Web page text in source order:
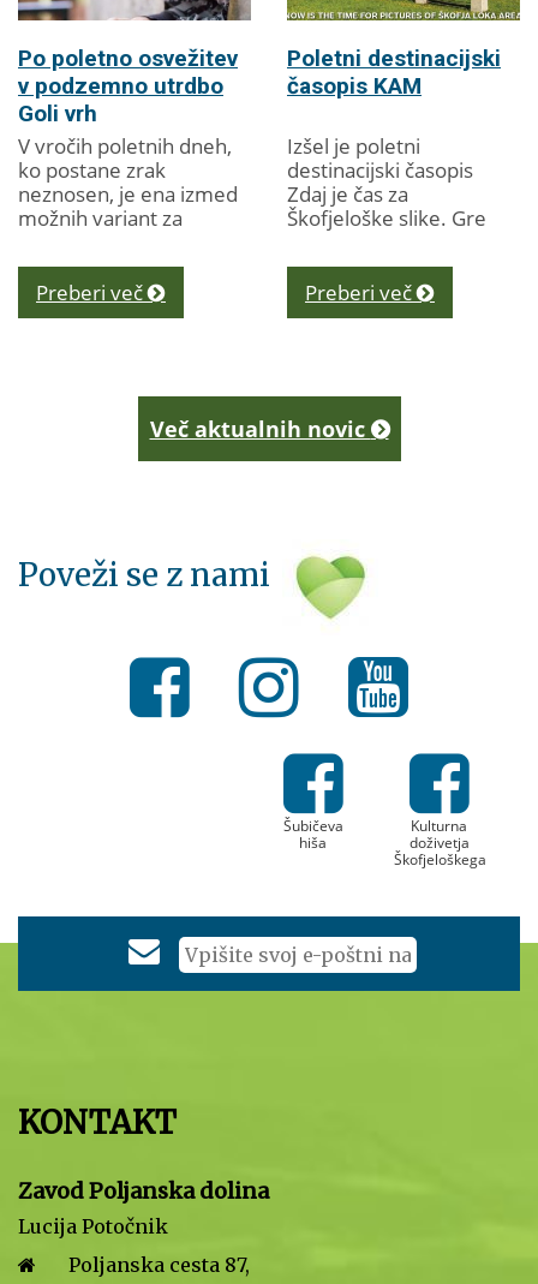
Po poletno osvežitev
v podzemno utrdbo
Goli vrh
V vročih poletnih dneh,
ko postane zrak
neznosen, je ena izmed
možnih variant za
podzemne slemenske
utrdbe Rupnikove linije
na Golem vrhu. V
Preberi več
Poletni destinacijski
časopis KAM
Izšel je poletni
destinacijski časopis
Zdaj je čas za
Škofjeloške slike. Gre
turističnim
ponudnikom ter
obiskovalcem in
Preberi več
Več aktualnih novic
Poveži se z nami
Kulturna
doživetja
Škofjeloškega
Šubičeva
hiša
KONTAKT
Zavod Poljanska dolina
Lucija Potočnik
Poljanska cesta 87,